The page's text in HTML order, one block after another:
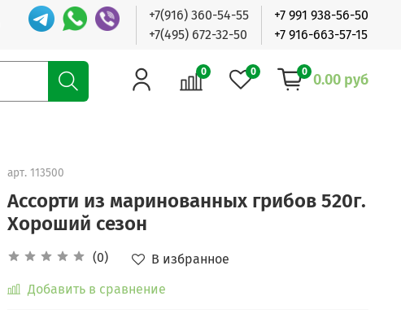
+7(916) 360-54-55
+7(495) 672-32-50
+7 991 938-56-50
+7 916-663-57-15
0 0 0 0.00 руб
арт. 113500
Ассорти из маринованных грибов 520г.
Хороший сезон
(0)
В избранное
Добавить в сравнение